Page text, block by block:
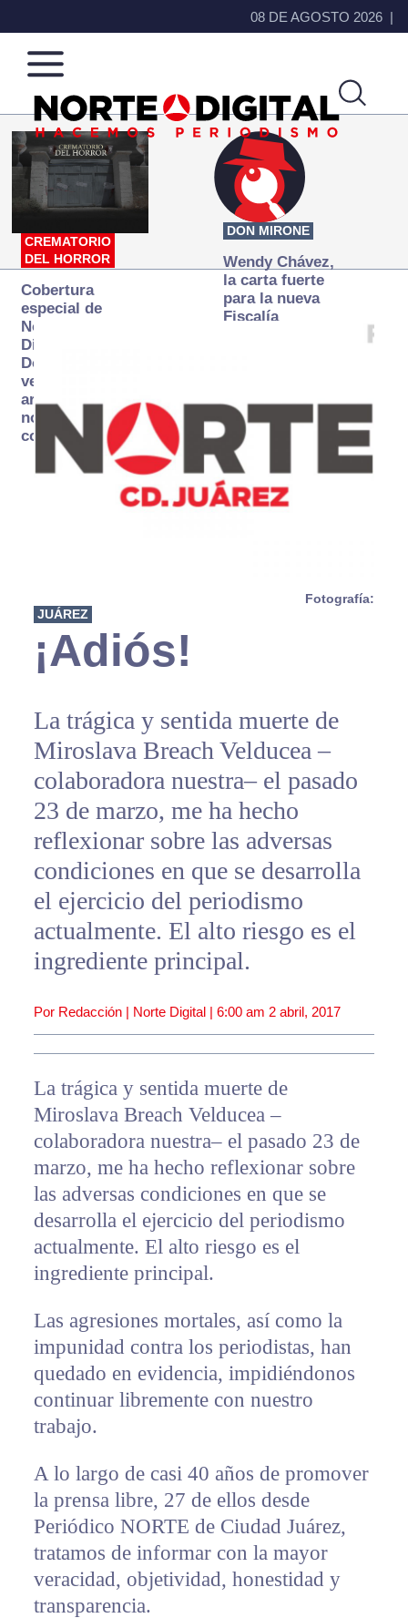
08 DE AGOSTO 2026
Norte
de
Ciudad
Más
que
noticias,
hacemos periodismo
CREMATORIO
DEL HORROR
Cobertura
especial de
Norte
Digital:
Donde la
verdad
arde… pero
no se
consume
DON MIRONE
Wendy Chávez,
la carta fuerte
para la nueva
Fiscalía
Fotografía:
JUÁREZ
¡Adiós!
La trágica y sentida muerte de
Miroslava Breach Velducea –
colaboradora nuestra– el pasado
23 de marzo, me ha hecho
reflexionar sobre las adversas
condiciones en que se desarrolla
el ejercicio del periodismo
actualmente. El alto riesgo es el
ingrediente principal.
Por Redacción | Norte Digital | 6:00 am 2 abril, 2017
La trágica y sentida muerte de
Miroslava Breach Velducea –
colaboradora nuestra– el pasado 23 de
marzo, me ha hecho reflexionar sobre
las adversas condiciones en que se
desarrolla el ejercicio del periodismo
actualmente. El alto riesgo es el
ingrediente principal.
Las agresiones mortales, así como la
impunidad contra los periodistas, han
quedado en evidencia, impidiéndonos
continuar libremente con nuestro
trabajo.
A lo largo de casi 40 años de promover
la prensa libre, 27 de ellos desde
Periódico NORTE de Ciudad Juárez,
tratamos de informar con la mayor
veracidad, objetividad, honestidad y
transparencia.